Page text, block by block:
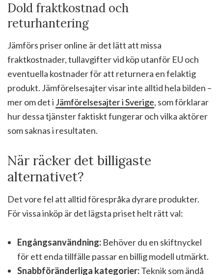
Dold fraktkostnad och
returhantering
Jämförs priser online är det lätt att missa
fraktkostnader, tullavgifter vid köp utanför EU och
eventuella kostnader för att returnera en felaktig
produkt. Jämförelsesajter visar inte alltid hela bilden –
mer om det i Jämförelsesajter i Sverige, som förklarar
hur dessa tjänster faktiskt fungerar och vilka aktörer
som saknas i resultaten.
När räcker det billigaste
alternativet?
Det vore fel att alltid förespråka dyrare produkter.
För vissa inköp är det lägsta priset helt rätt val:
Engångsanvändning: Behöver du en skiftnyckel
för ett enda tillfälle passar en billig modell utmärkt.
Snabbföränderliga kategorier:Teknik som ändå